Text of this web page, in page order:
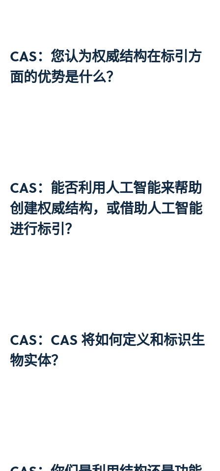
CAS：您认为权威结构在标引方
面的优势是什么？
CAS：能否利用人工智能来帮助
创建权威结构，或借助人工智能
进行标引？
CAS：CAS 将如何定义和标识生
物实体？